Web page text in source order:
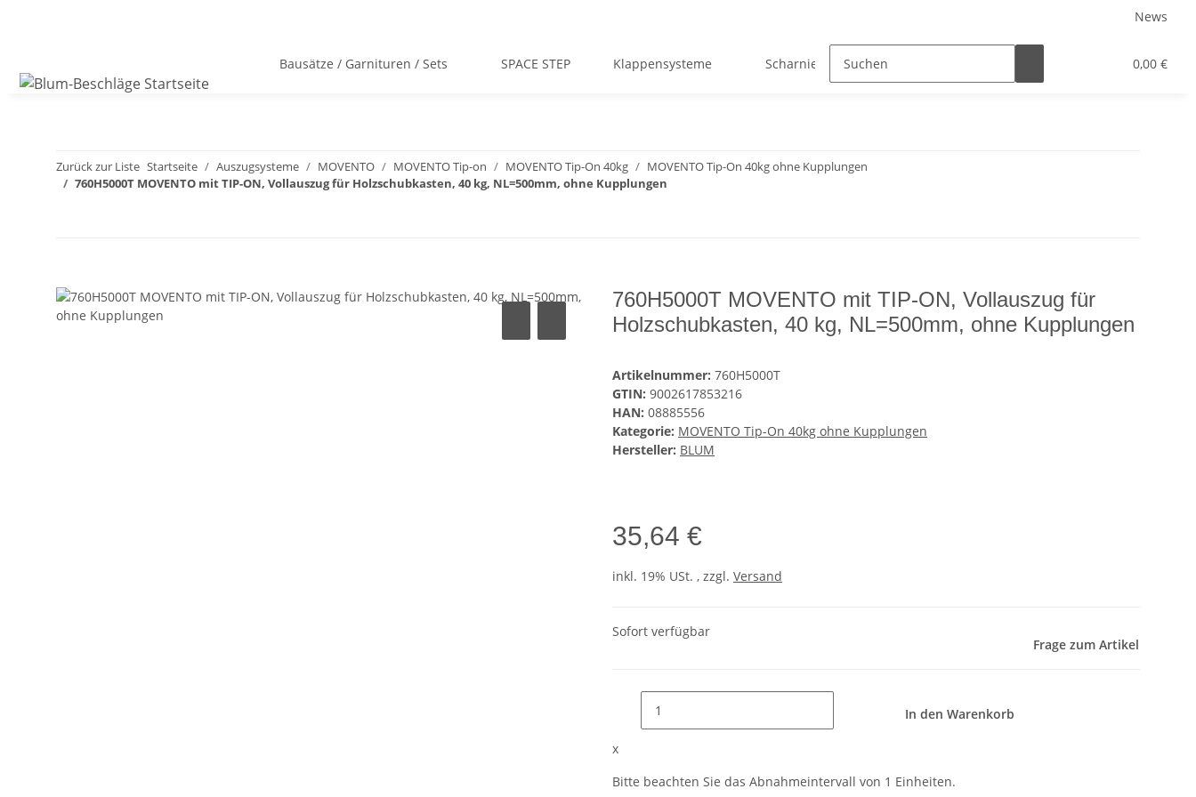
News
0,00 €
Bausätze / Garnituren / Sets SPACE STEP Klappensysteme Scharniersysteme
Zurück zur Liste Startseite Auszugsysteme MOVENTO MOVENTO Tip-on MOVENTO Tip-On 40kg
MOVENTO Tip-On 40kg ohne Kupplungen
760H5000T MOVENTO mit TIP-ON, Vollauszug für Holzschubkasten, 40 kg, NL=500mm, ohne Kupplungen
760H5000T MOVENTO mit TIP-ON, Vollauszug für
Holzschubkasten, 40 kg, NL=500mm, ohne Kupplungen
Artikelnummer: 760H5000T
GTIN: 9002617853216
HAN: 08885556
Kategorie: MOVENTO Tip-On 40kg ohne Kupplungen
Hersteller: BLUM
35,64 €
inkl. 19% USt. , zzgl. Versand
Sofort verfügbar
Frage zum Artikel
In den Warenkorb
x
Bitte beachten Sie das Abnahmeintervall von 1 Einheiten.